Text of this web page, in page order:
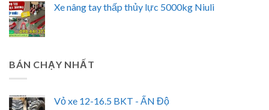
Xe nâng tay thấp thủy lực 5000kg Niuli
BÁN CHẠY NHẤT
Vỏ xe 12-16.5 BKT - ẤN Độ